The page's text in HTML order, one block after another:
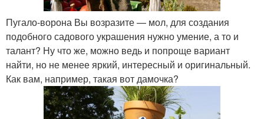
Пугало-ворона Вы возразите — мол, для создания
подобного садового украшения нужно умение, а то и
талант? Ну что же, можно ведь и попроще вариант
найти, но не менее яркий, интересный и оригинальный.
Как вам, например, такая вот дамочка?